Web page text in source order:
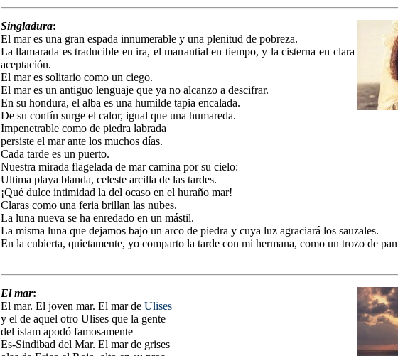
Singladura:
El mar es una gran espada innumerable y una plenitud de pobreza.
La llamarada es traducible en ira, el manantial en tiempo, y la cisterna en clara
aceptación.
El mar es solitario como un ciego.
El mar es un antiguo lenguaje que ya no alcanzo a descifrar.
En su hondura, el alba es una humilde tapia encalada.
De su confín surge el calor, igual que una humareda.
Impenetrable como de piedra labrada
persiste el mar ante los muchos días.
Cada tarde es un puerto.
Nuestra mirada flagelada de mar camina por su cielo:
Ultima playa blanda, celeste arcilla de las tardes.
¡Qué dulce intimidad la del ocaso en el huraño mar!
Claras como una feria brillan las nubes.
La luna nueva se ha enredado en un mástil.
La misma luna que dejamos bajo un arco de piedra y cuya luz agraciará los sauzales.
En la cubierta, quietamente, yo comparto la tarde con mi hermana, como un trozo de
El mar:
El mar. El joven mar. El mar de Ulises
y el de aquel otro Ulises que la gente
del islam apodó famosamente
Es-Sindibad del Mar. El mar de grises